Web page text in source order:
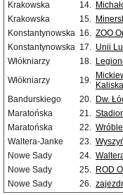
Krakowska
14.
Krakowska
15.
Konstantynowska 16. ZOO
Konstantynowska 17. Unii
Włókniarzy
18.
Włókniarzy
19.
Bandurskiego 20. Dw.
Maratońska
21.
Maratońska
22.
Waltera-Janke
23.
Nowe Sady
24.
Nowe Sady
25. ROD
Nowe Sady
26.